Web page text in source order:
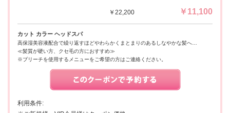
￥22,200 ￥11,100
カット カラー ヘッドスパ
高保湿美容液配合で繰り返すほどやわらかくまとまりのあるしなやかな髪へ…
≪髪質が硬い方、クセ毛の方におすすめ≫
※ブリーチを使用するメニューをご希望の方はご連絡ください。
利用条件: